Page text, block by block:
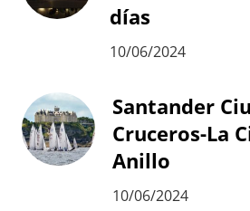
días
10/06/2024
Santander
Cruceros-La
Anillo
10/06/2024